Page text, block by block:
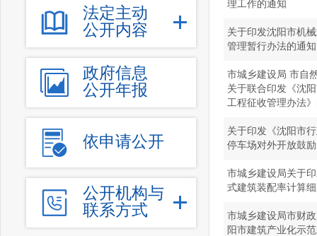
法定主动
公开内容
政府信息
公开年报
依申请公开
公开机构与
联系方式
理工作的通知
关于印发沈阳市机
管理暂行办法的通知
市城乡建设局 市自
关于联合印发《沈
工程征收管理办法
关于印发《沈阳市
停车场对外开放鼓
市城乡建设局关于
式建筑装配率计算
市城乡建设局市财
阳市建筑产业化示